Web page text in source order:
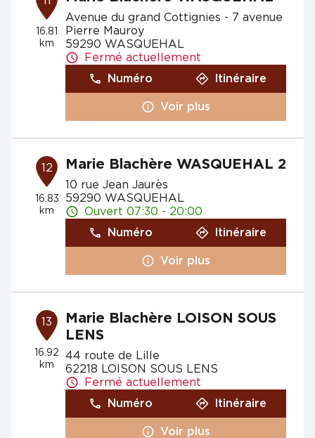
16.81
km
Avenue du grand Cottignies - 7 avenue
Pierre Mauroy
59290 WASQUEHAL
Fermé actuellement
Numéro
Itinéraire
Voir plus
12
16.83
km
Marie Blachère WASQUEHAL 2
10 rue Jean Jaurès
59290 WASQUEHAL
Ouvert 07:30 - 20:00
Numéro
Itinéraire
Voir plus
13
16.92
km
Marie Blachère LOISON SOUS
LENS
44 route de Lille
62218 LOISON SOUS LENS
Fermé actuellement
Numéro
Itinéraire
Voir plus